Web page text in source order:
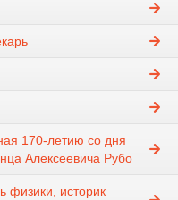
170-летию со дня
Алексеевича Рубо
физики, историк